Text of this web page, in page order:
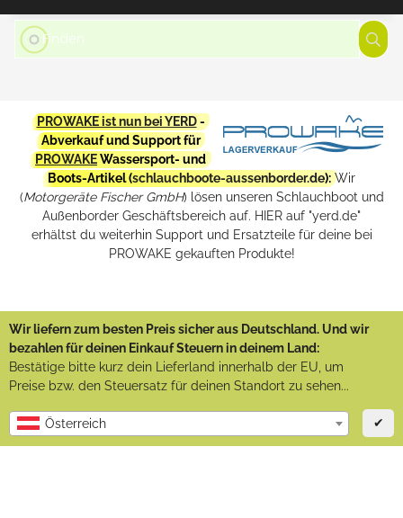
PROWAKE ist nun bei YERD-
Abverkauf und Support für
PROWAKEWassersport- und
Boots-Artikel (schlauchboote-aussenborder.de): Wir
(Motorgeräte Fischer GmbH) lösen unseren Schlauchboot und
Außenborder Geschäftsbereich auf. HIER auf "yerd.de"
erhältst du weiterhin Support und Ersatzteile für deine bei
PROWAKE gekauften Produkte!
Wir liefern zum besten Preis sicher aus Deutschland. Und wir
bezahlen für deinen Einkauf Steuern in deinem Land:
Bestätige bitte kurz dein Lieferland innerhalb der EU, um
Preise bzw. den Steuersatz für deinen Standort zu sehen...
Österreich ✔